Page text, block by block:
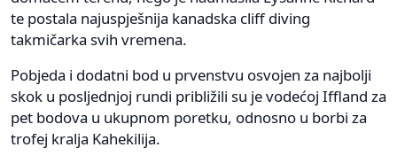
te postala najuspješnija kanadska cliff diving
takmičarka svih vremena.
Pobjeda i dodatni bod u prvenstvu osvojen za najbolji
skok u posljednjoj rundi približili su je vodećoj Iffland za
pet bodova u ukupnom poretku, odnosno u borbi za
trofej kralja Kahekilija.